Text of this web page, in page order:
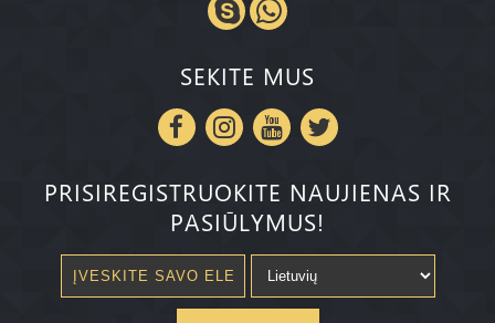
SEKITE MUS
PRISIREGISTRUOKITE NAUJIENAS IR
PASIŪLYMUS!